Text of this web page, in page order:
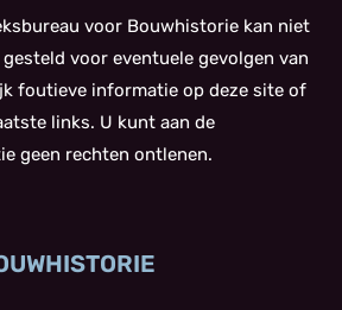
voor Bouwhistorie kan niet
voor eventuele gevolgen van
foutieve informatie op deze site of
links. U kunt aan de
geen rechten ontlenen.